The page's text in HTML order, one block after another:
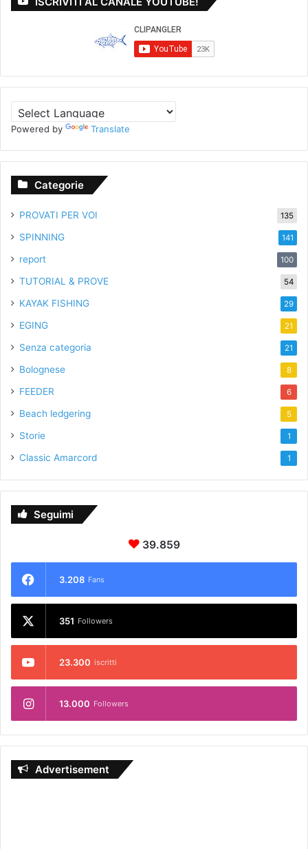
Powered by Translate
Categorie
PROVATI PER VOI 135
SPINNING 141
report 100
TUTORIAL & PROVE 54
KAYAK FISHING 29
EGING 21
Senza categoria 21
Bolognese 8
FEEDER 6
Beach ledgering 5
Storie 1
Classic Amarcord 1
Seguimi
39.859
3.208 Fans
351 Followers
23.300 iscritti
13.000 Followers
Advertisement